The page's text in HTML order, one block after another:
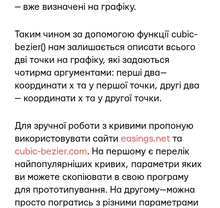
— вже визначені на графіку.
Таким чином за допомогою функції cubic-
bezier() нам залишається описати всього
дві точки на графіку, які задаються
чотирма аргументами: перші два —
координати x та y першої точки, другі два
— координати x та y другої точки.
Для зручної роботи з кривими пропоную
використовувати сайти easings.net та
cubic-bezier.com. На першому є перелік
найпопулярніших кривих, параметри яких
ви можете скопіювати в свою програму
для прототипування. На другому — можна
просто погратись з різними параметрами